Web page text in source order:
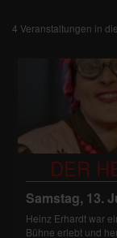
4 Veranstaltungen in
DER
Samstag, 13.
Heinz Erhardt war
Bühne erlebt und